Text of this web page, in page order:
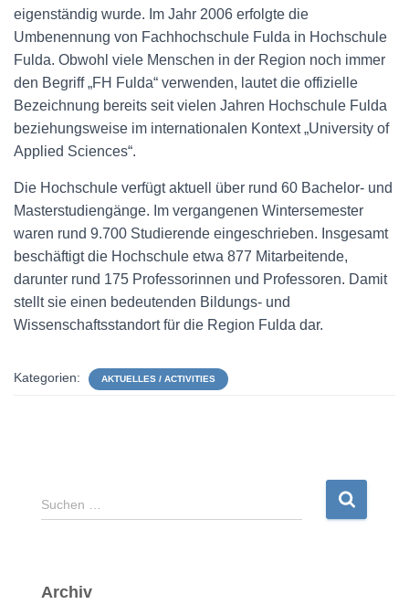
eigenständig wurde. Im Jahr 2006 erfolgte die
Umbenennung von Fachhochschule Fulda in Hochschule
Fulda. Obwohl viele Menschen in der Region noch immer
den Begriff „FH Fulda“ verwenden, lautet die offizielle
Bezeichnung bereits seit vielen Jahren Hochschule Fulda
beziehungsweise im internationalen Kontext „University of
Applied Sciences“.
Die Hochschule verfügt aktuell über rund 60 Bachelor- und
Masterstudiengänge. Im vergangenen Wintersemester
waren rund 9.700 Studierende eingeschrieben. Insgesamt
beschäftigt die Hochschule etwa 877 Mitarbeitende,
darunter rund 175 Professorinnen und Professoren. Damit
stellt sie einen bedeutenden Bildungs- und
Wissenschaftsstandort für die Region Fulda dar.
Kategorien: AKTUELLES / ACTIVITIES
S
u
n
Suchen …
Archiv